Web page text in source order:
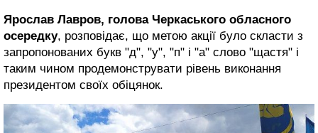
Ярослав Лавров, голова Черкаського обласного
осередку, розповідає, що метою акції було скласти з
запропонованих букв "д", "у", "п" і "а" слово "щастя" і
таким чином продемонструвати рівень виконання
президентом своїх обіцянок.